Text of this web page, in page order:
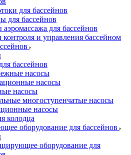
для бассейнов
для бассейнов
для бассейнов
и управления бассейном
бассейнов
насосы
насосы
насосы
многоступенчатые насосы
насосы
колодца
оборудование для бассейнов
оборудование для